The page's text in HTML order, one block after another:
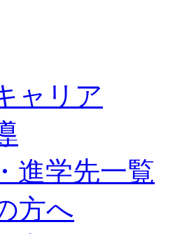
ャリア
進学先一覧
方へ